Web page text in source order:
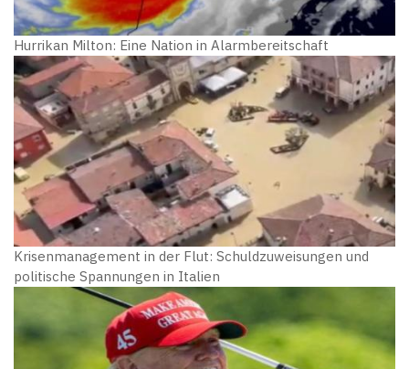
Hurrikan Milton: Eine Nation in Alarmbereitschaft
Krisenmanagement in der Flut: Schuldzuweisungen und
politische Spannungen in Italien